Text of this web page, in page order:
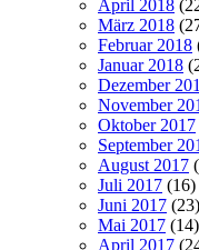
April 2018
März 2018
Februar 2018
Januar 2018
Dezember
November
Oktober 2017
September
August 2017
Juli 2017 (16)
Juni 2017 (23)
Mai 2017 (14)
April 2017